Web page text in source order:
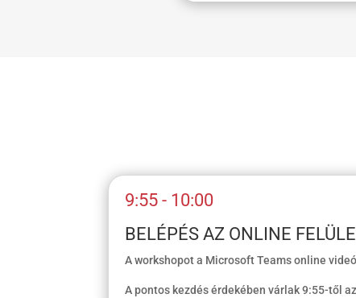
9:55 - 10:00
BELÉPÉS AZ ONLINE
A workshopot a Microsoft Teams online
A pontos kezdés érdekében várlak 9:55-től